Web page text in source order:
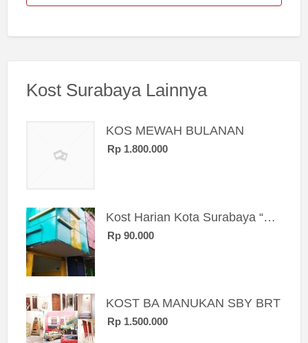
Kost Surabaya Lainnya
KOS MEWAH BULANAN
Rp 1.800.000
Kost Harian Kota Surabaya “Sierra Kost”
Rp 90.000
KOST BA MANUKAN SBY BRT
Rp 1.500.000